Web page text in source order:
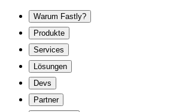
Warum Fastly?
Produkte
Services
Lösungen
Devs
Partner